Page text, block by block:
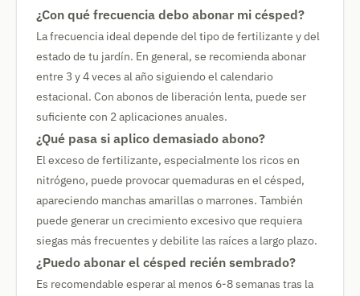
¿Con qué frecuencia debo abonar mi césped?
La frecuencia ideal depende del tipo de fertilizante y del
estado de tu jardín. En general, se recomienda abonar
entre 3 y 4 veces al año siguiendo el calendario
estacional. Con abonos de liberación lenta, puede ser
suficiente con 2 aplicaciones anuales.
¿Qué pasa si aplico demasiado abono?
El exceso de fertilizante, especialmente los ricos en
nitrógeno, puede provocar quemaduras en el césped,
apareciendo manchas amarillas o marrones. También
puede generar un crecimiento excesivo que requiera
siegas más frecuentes y debilite las raíces a largo plazo.
¿Puedo abonar el césped recién sembrado?
Es recomendable esperar al menos 6-8 semanas tras la